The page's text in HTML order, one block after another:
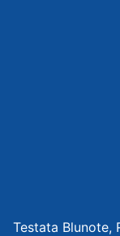
Testata Blunote,